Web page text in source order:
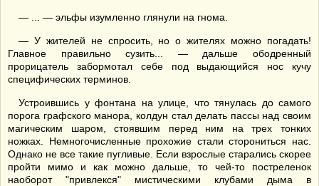
— ... — эльфы изумленно глянули на гнома.
— У жителей не спросить, но о жителях можно погадать!
Главное правильно сузить... — дальше ободренный
прорицатель забормотал себе под выдающийся нос кучу
специфических терминов.
Устроившись у фонтана на улице, что тянулась до самого
порога графского манора, колдун стал делать пассы над своим
магическим шаром, стоявшим перед ним на трех тонких
ножках. Немногочисленные прохожие стали сторониться нас.
Однако не все такие пугливые. Если взрослые старались скорее
пройти мимо и как можно дальше, то чей-то постреленок
наоборот "привлекся" мистическими клубами дыма в